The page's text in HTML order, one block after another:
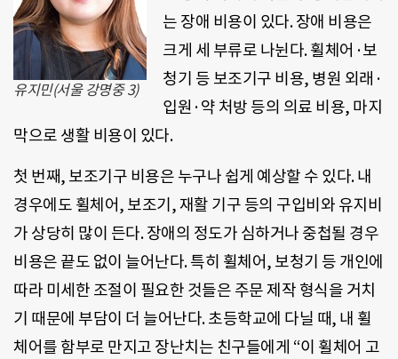
유지민(서울 강명중 3)
는 장애 비용이 있다. 장애 비용은
크게 세 부류로 나뉜다. 휠체어·보
청기 등 보조기구 비용, 병원 외래·
입원·약 처방 등의 의료 비용, 마지
막으로 생활 비용이 있다.
첫 번째, 보조기구 비용은 누구나 쉽게 예상할 수 있다. 내
경우에도 휠체어, 보조기, 재활 기구 등의 구입비와 유지비
가 상당히 많이 든다. 장애의 정도가 심하거나 중첩될 경우
비용은 끝도 없이 늘어난다. 특히 휠체어, 보청기 등 개인에
따라 미세한 조절이 필요한 것들은 주문 제작 형식을 거치
기 때문에 부담이 더 늘어난다. 초등학교에 다닐 때, 내 휠
체어를 함부로 만지고 장난치는 친구들에게 “이 휠체어 고